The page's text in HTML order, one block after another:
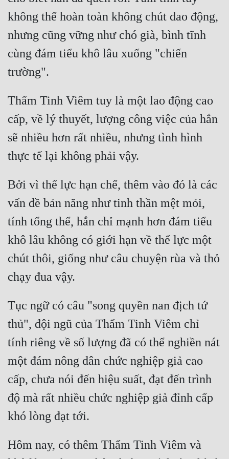
không thể hoàn toàn không chút dao động,
nhưng cũng vững như chó già, bình tĩnh
cùng đám tiểu khô lâu xuống "chiến
Thẩm Tinh Viêm tuy là một lao động cao
cấp, về lý thuyết, lượng công việc của hắn
sẽ nhiều hơn rất nhiều, nhưng tình hình
Bởi vì thể lực hạn chế, thêm vào đó là các
vấn đề bản năng như tinh thần mệt mỏi,
tính tổng thể, hắn chỉ mạnh hơn đám tiểu
khô lâu không có giới hạn về thể lực một
chút thôi, giống như câu chuyện rùa và thỏ
Tục ngữ có câu "song quyền nan địch tứ
thủ", đội ngũ của Thẩm Tinh Viêm chỉ
tính riêng về số lượng đã có thể nghiền nát
một đám nông dân chức nghiệp giả cao
cấp, chưa nói đến hiệu suất, đạt đến trình
độ mà rất nhiều chức nghiệp giả đỉnh cấp
Hôm nay, có thêm Thẩm Tinh Viêm và